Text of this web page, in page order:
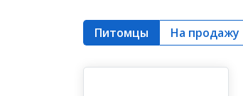
Питомцы На продажу